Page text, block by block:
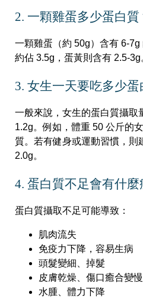
2. 一顆雞蛋多少蛋白質
一顆雞蛋（約 50g）含有 6-
約佔 3.5g，蛋黃則含有 2.5-3g
3. 女生一天要吃多少蛋
一般來說，女生的蛋白質攝取
1.2g。例如，體重 50 公斤的
質。若有健身或運動習慣，則
2.0g。
4. 蛋白質不足會有什麼
蛋白質攝取不足可能導致：
肌肉流失
免疫力下降，容易生病
頭髮變細、掉髮
皮膚乾燥、傷口癒合變慢
水腫、體力下降